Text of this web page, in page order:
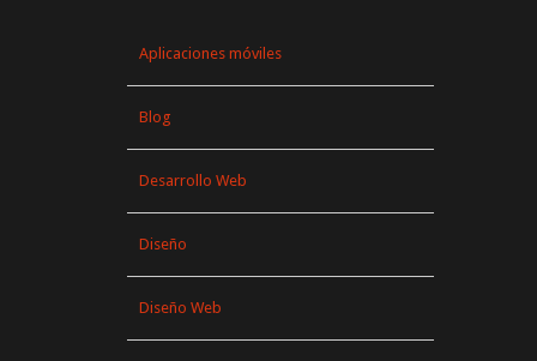
Aplicaciones móviles
Blog
Desarrollo Web
Diseño
Diseño Web